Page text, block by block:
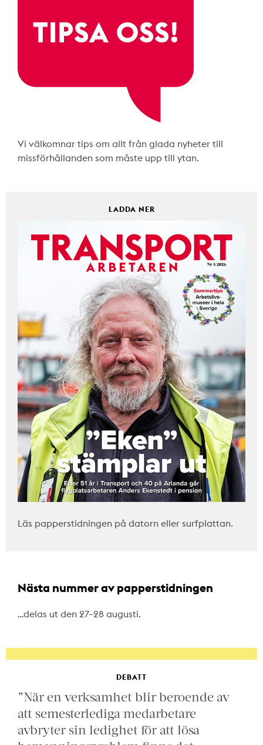
Vi välkomnar tips om allt från glada nyheter till
missförhållanden som måste upp till ytan.
LADDA NER
Läs papperstidningen på datorn eller surfplattan.
Nästa nummer av papperstidningen
…delas ut den 27–28 augusti.
DEBATT
”När en verksamhet blir beroende av
att semesterlediga medarbetare
avbryter sin ledighet för att lösa